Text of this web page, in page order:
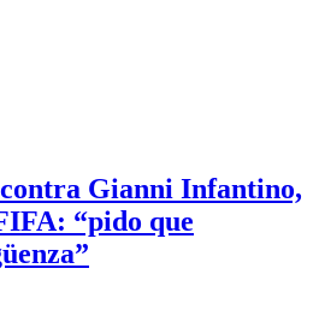
Gianni Infantino,
“pido que